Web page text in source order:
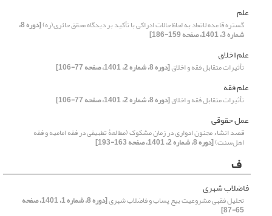
علم
گستره قاعده لاتعاد به لحاظ حالات ادراکی با تأکید بر دیدگاه محقق حائری(ره) [دوره 8،
شماره 3، 1401، صفحه 159-186]
علم اخلاق
تأثیرات متقابل فقه و اخلاق[دوره 8، شماره 2، 1401، صفحه 77-106]
علم فقه
تأثیرات متقابل فقه و اخلاق[دوره 8، شماره 2، 1401، صفحه 77-106]
عمل حقوقی
قصد انشاء مجنون ادواری در زمان مشکوک (مطالعۀ تطبیقی در فقه امامیه و فقه
اهل‌سنت)[دوره 8، شماره 2، 1401، صفحه 163-193]
ف
فاضلاب شهری
تحلیل فقهی مشروعیت بیع پساب و فاضلاب شهری [دوره 8، شماره 1، 1401، صفحه
65-87]